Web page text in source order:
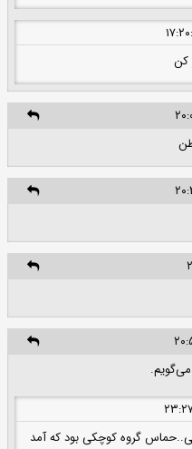
کن
گروه کوچکی بود که آمد